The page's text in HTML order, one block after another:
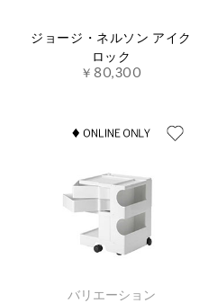
ジョージ・ネルソン アイク
ロック
￥80,300
バリエーション